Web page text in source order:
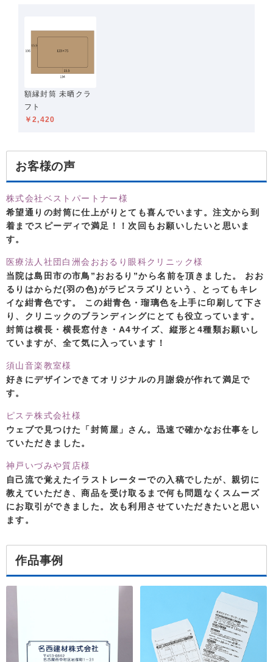
額縁封筒 未晒クラ
フト
￥2,420
お客様の声
株式会社ベストパートナー様
希望通りの封筒に仕上がりとても喜んでいます。注文から到
着までスピーディで満足！！次回もお願いしたいと思いま
す。
医療法人社団白洲会おおるり眼科クリニック様
当院は島田市の市鳥”おおるり”から名前を頂きました。 おお
るりはからだ(羽の色)がラピスラズリという、とってもキレ
イな紺青色です。 この紺青色・瑠璃色を上手に印刷して下さ
り、クリニックのブランディングにとても役立っています。
封筒は横長・横長窓付き・A4サイズ、縦形と4種類お願いし
ていますが、全て気に入っています！
須山音楽教室様
好きにデザインできてオリジナルの月謝袋が作れて満足で
す。
ピステ株式会社様
ウェブで見つけた「封筒屋」さん。迅速で確かなお仕事をし
ていただきました。
神戸いづみや質店様
自己流で覚えたイラストレーターでの入稿でしたが、親切に
教えていただき、商品を受け取るまで何も問題なくスムーズ
にお取引ができました。次も利用させていただきたいと思い
ます。
作品事例